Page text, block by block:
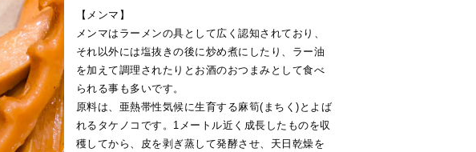
【メンマ】
メンマはラーメンの具として広く認知されており、
それ以外には塩抜きの後に炒め煮にしたり、ラー油
を加えて調理されたりとお酒のおつまみとして食べ
られる事も多いです。
原料は、亜熱帯性気候に生育する麻筍(まちく)とよば
れるタケノコです。1メートル近く成長したものを収
穫してから、皮を剥ぎ蒸して発酵させ、天日乾燥を